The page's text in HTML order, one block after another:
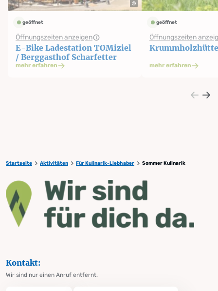
geöffnet
Öffnungszeiten anzeigen
E-Bike Ladestation TOMiziel
/ Berggasthof Scharfetter
mehr erfahren
geöffnet
Öffnungszeiten
Krummholzhütte
mehr erfahren
Startseite Aktivitäten Für Kulinarik-Liebhaber Sommer Kulinarik
Kontakt:
Wir sind nur einen Anruf entfernt.